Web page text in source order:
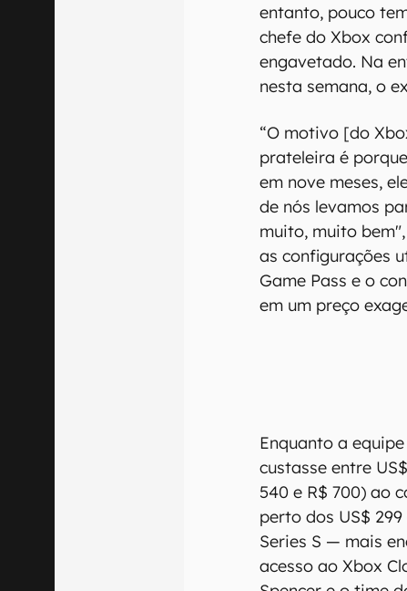
entanto, pouco
chefe do Xbox
engavetado. Na
nesta semana, o
“O motivo [do
prateleira é
em nove meses,
de nós levamos
muito, muito
as configurações
Game Pass e o
em um preço
Enquanto a
custasse entre
540 e R$ 700) ao
perto dos US$
Series S — mais
acesso ao Xbox